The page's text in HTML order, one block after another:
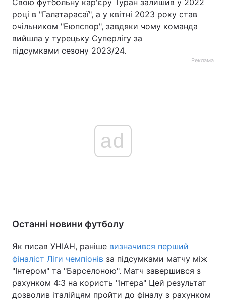
Свою футбольну кар'єру Туран залишив у 2022
році в "Галатарасаї", а у квітні 2023 року став
очільником "Еюпспор", завдяки чому команда
вийшла у турецьку Суперлігу за
підсумками сезону 2023/24.
Реклама
ad
Останні новини футболу
Як писав УНІАН, раніше визначився перший
фіналіст Ліги чемпіонів за підсумками матчу між
"Інтером" та "Барселоною". Матч завершився з
рахунком 4:3 на користь "Інтера" Цей результат
дозволив італійцям пройти до фіналу з рахунком